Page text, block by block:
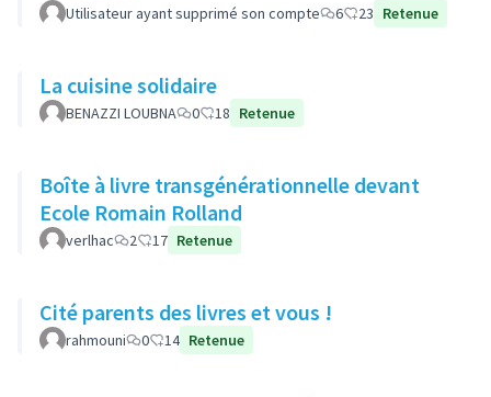
Utilisateur ayant supprimé son compte 6 23 Retenue
La cuisine solidaire
BENAZZI LOUBNA 0 18 Retenue
Boîte à livre transgénérationnelle devant
Ecole Romain Rolland
verlhac 2 17 Retenue
Cité parents des livres et vous !
rahmouni 0 14 Retenue